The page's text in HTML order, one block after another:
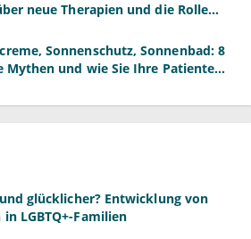
neue Therapien und die Rolle
Sonnenschutz, Sonnenbad: 8
Mythen und wie Sie Ihre Patienten
glücklicher? Entwicklung von
LGBTQ+-Familien